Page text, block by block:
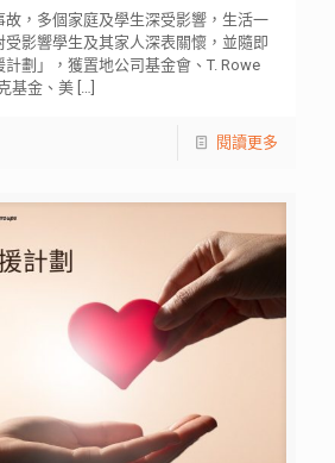
，多個家庭及學生深受影響，生活一
受影響學生及其家人深表關懷，並隨即
劃」，獲置地公司基金會、⁠T. Rowe
基金、美[…]
閱讀更多